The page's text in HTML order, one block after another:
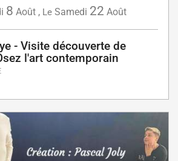
8 Août, Le Samedi 22 Août
- Visite découverte de
l'art contemporain